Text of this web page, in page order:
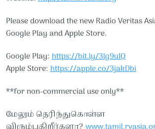
Please download the new Radio Veritas
Google Play and Apple Store.
Google Play:https://bit.ly/3lg9uIQ
Apple Store:https://apple.co/3jakDbi
**for non-commercial use only**
மேலும் தெரிந்துகொள்ள